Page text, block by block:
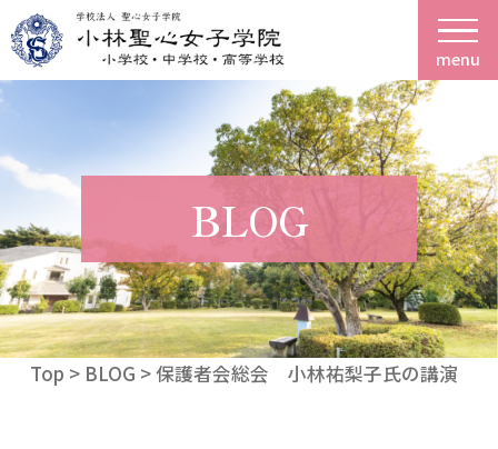
menu
BLOG
Top > BLOG > 保護者会総会 小林祐梨子氏の講演